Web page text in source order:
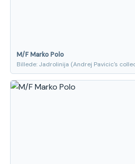
M/F Marko Polo
Billede: Jadrolinija (Andrej Pavicic's